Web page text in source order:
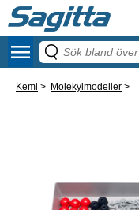
menu
Kemi > Molekylmodeller >